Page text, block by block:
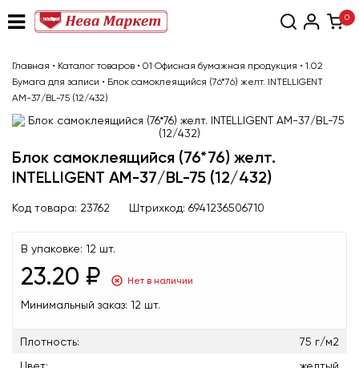
0
Главная • Каталог товаров • 01 Офисная бумажная продукция • 1.02
Бумага для записи • Блок самоклеящийся (76*76) желт. INTELLIGENT
АМ-37/BL-75 (12/432)
Блок самоклеящийся (76*76) желт.
INTELLIGENT АМ-37/BL-75 (12/432)
Код товара: 23762 Штрихкод: 6941236506710
В упаковке: 12 шт.
23.20 ₽ Нет в наличии
Минимальный заказ: 12 шт.
Плотность:
75 г/м2